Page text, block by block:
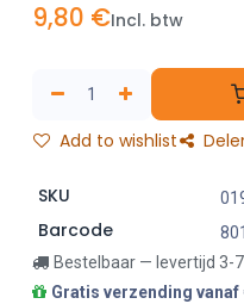
9,80 €Incl. btw
Add to wishlist
SKU
Barcode
Bestelbaar — levertijd 3-
Gratis verzending vanaf